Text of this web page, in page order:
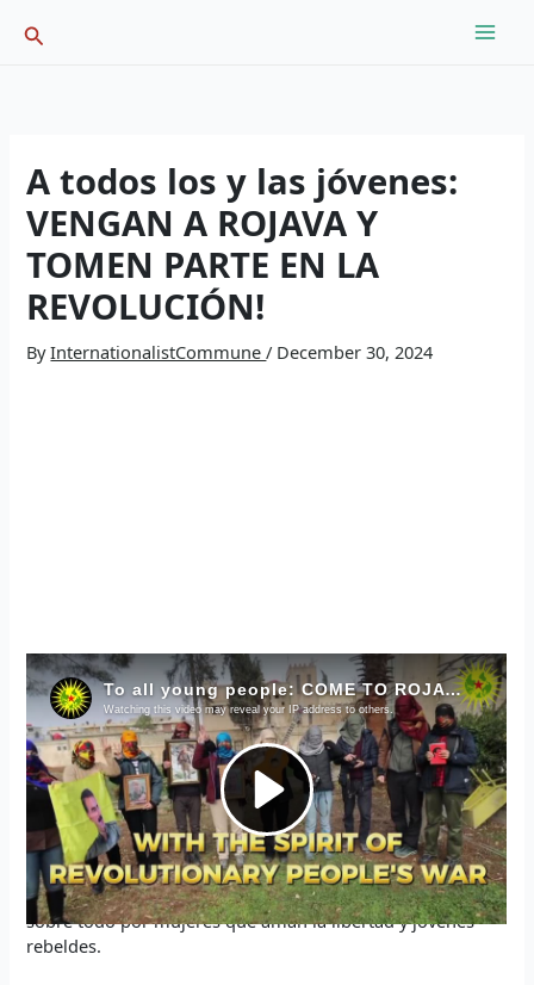
Search
A todos los y las jóvenes:
VENGAN A ROJAVA Y
TOMEN PARTE EN LA
REVOLUCIÓN!
ByInternationalistCommune/ December 30, 2024
Queridos compañeros y compañeras, queridos jóvenes
y mujeres de todo el mundo,
aquí en Rojava estamos viviendo un momento histórico.
Por un lado, los ataques contra la Administración
Autónoma Democrática del Noroeste de Siria se están
volviendo cada vez más pesados, pero por otro lado, la
resistencia del pueblo también se hace cada día más
fuerte. Una vez más, la historia está siendo escrita aquí,
sobre todo por mujeres que aman la libertad y jóvenes
rebeldes.